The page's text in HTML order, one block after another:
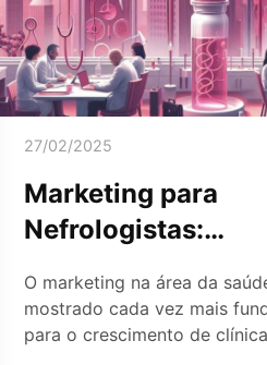
27/02/2025
Marketing para
Nefrologistas:
para Crescer na
Saúde
O marketing na área da
mostrado cada vez mais
para o crescimento de